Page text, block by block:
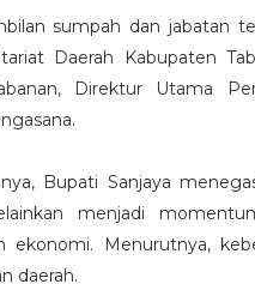
sumpah dan jabatan
Daerah Kabupaten
Direktur Utama
Bupati Sanjaya
menjadi
ekonomi. Menurutnya,
daerah.